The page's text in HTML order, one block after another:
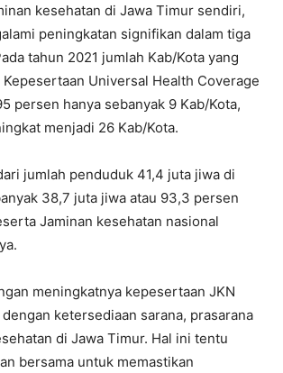
kesehatan di Jawa Timur sendiri,
peningkatan signifikan dalam tiga
tahun 2021 jumlah Kab/Kota yang
Universal Health Coverage
persen hanya sebanyak 9 Kab/Kota,
menjadi 26 Kab/Kota.
jumlah penduduk 41,4 juta jiwa di
38,7 juta jiwa atau 93,3 persen
Jaminan kesehatan nasional
meningkatnya kepesertaan JKN
ketersediaan sarana, prasarana
di Jawa Timur. Hal ini tentu
bersama untuk memastikan